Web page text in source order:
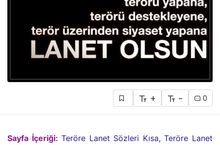
+ - 0
Sayfa İçeriği: Teröre Lanet Sözleri Kısa, Teröre Lanet